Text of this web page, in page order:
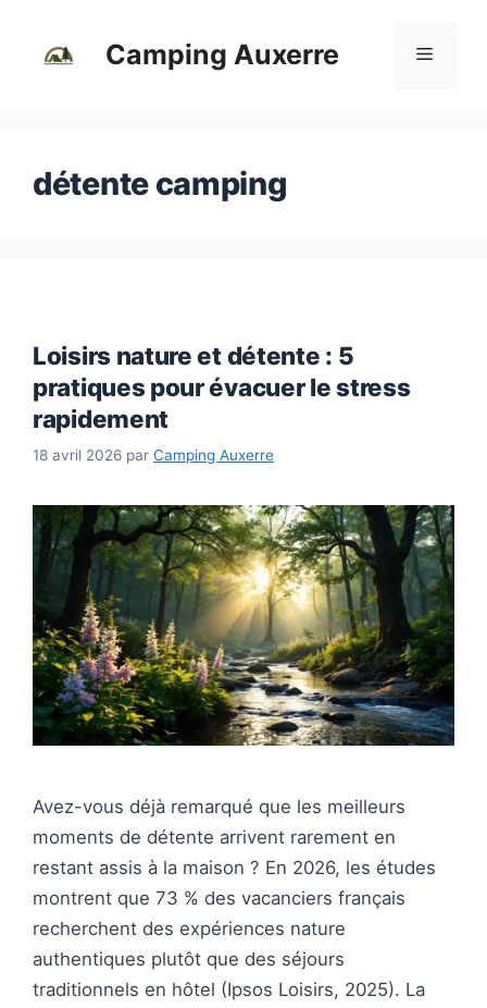
Camping Auxerre Menu
détente camping
Loisirs nature et détente : 5
pratiques pour évacuer le stress
rapidement
18 avril 2026 par Camping Auxerre
Avez-vous déjà remarqué que les meilleurs
moments de détente arrivent rarement en
restant assis à la maison ? En 2026, les études
montrent que 73 % des vacanciers français
recherchent des expériences nature
authentiques plutôt que des séjours
traditionnels en hôtel (Ipsos Loisirs, 2025). La